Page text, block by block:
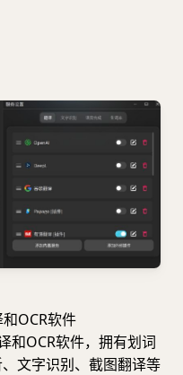
OCR软件
和OCR软件，拥有划词
文字识别、截图翻译等